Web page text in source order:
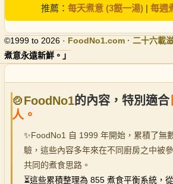
推薦： 每天煮意 (3餸一湯)| 每週
©1999 to 2026 · FoodNo1.com · 二十六載
煮意永遠新鮮。」
🍲FoodNo1的內容，特別適合
人。
✨FoodNo1 自 1999 年開始，累積了無
驗，這些內容多年來在不同廚房之中被
共同的煮食思路。
⏳這些累積整理為 855 煮食平衡系統，